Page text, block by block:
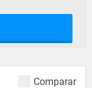
Comparar